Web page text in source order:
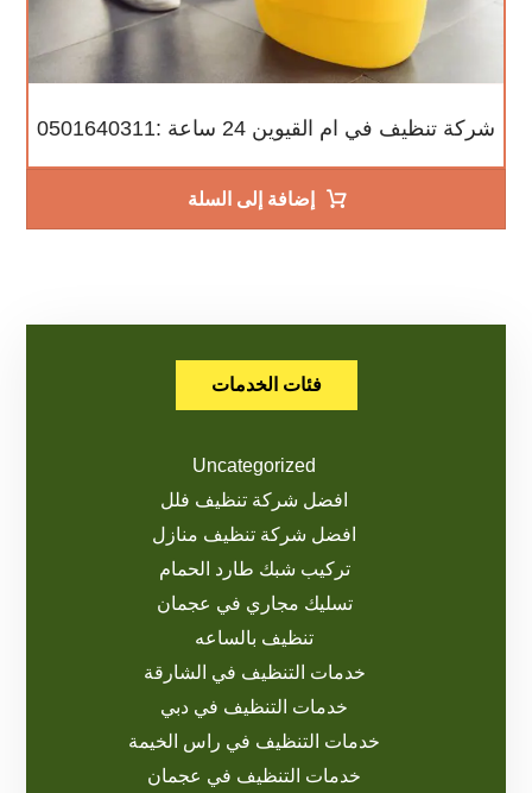
شركة تنظيف في ام القيوين 24 ساعة :0501640311
إضافة إلى السلة
فئات الخدمات
Uncategorized
افضل شركة تنظيف فلل
افضل شركة تنظيف منازل
تركيب شبك طارد الحمام
تسليك مجاري في عجمان
تنظيف بالساعه
خدمات التنظيف في الشارقة
خدمات التنظيف في دبي
خدمات التنظيف في راس الخيمة
خدمات التنظيف في عجمان